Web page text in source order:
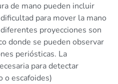
de mano pueden incluir
para mover la mano
proyecciones son
donde se pueden observar
periósticas. La
para detectar
o escafoides)